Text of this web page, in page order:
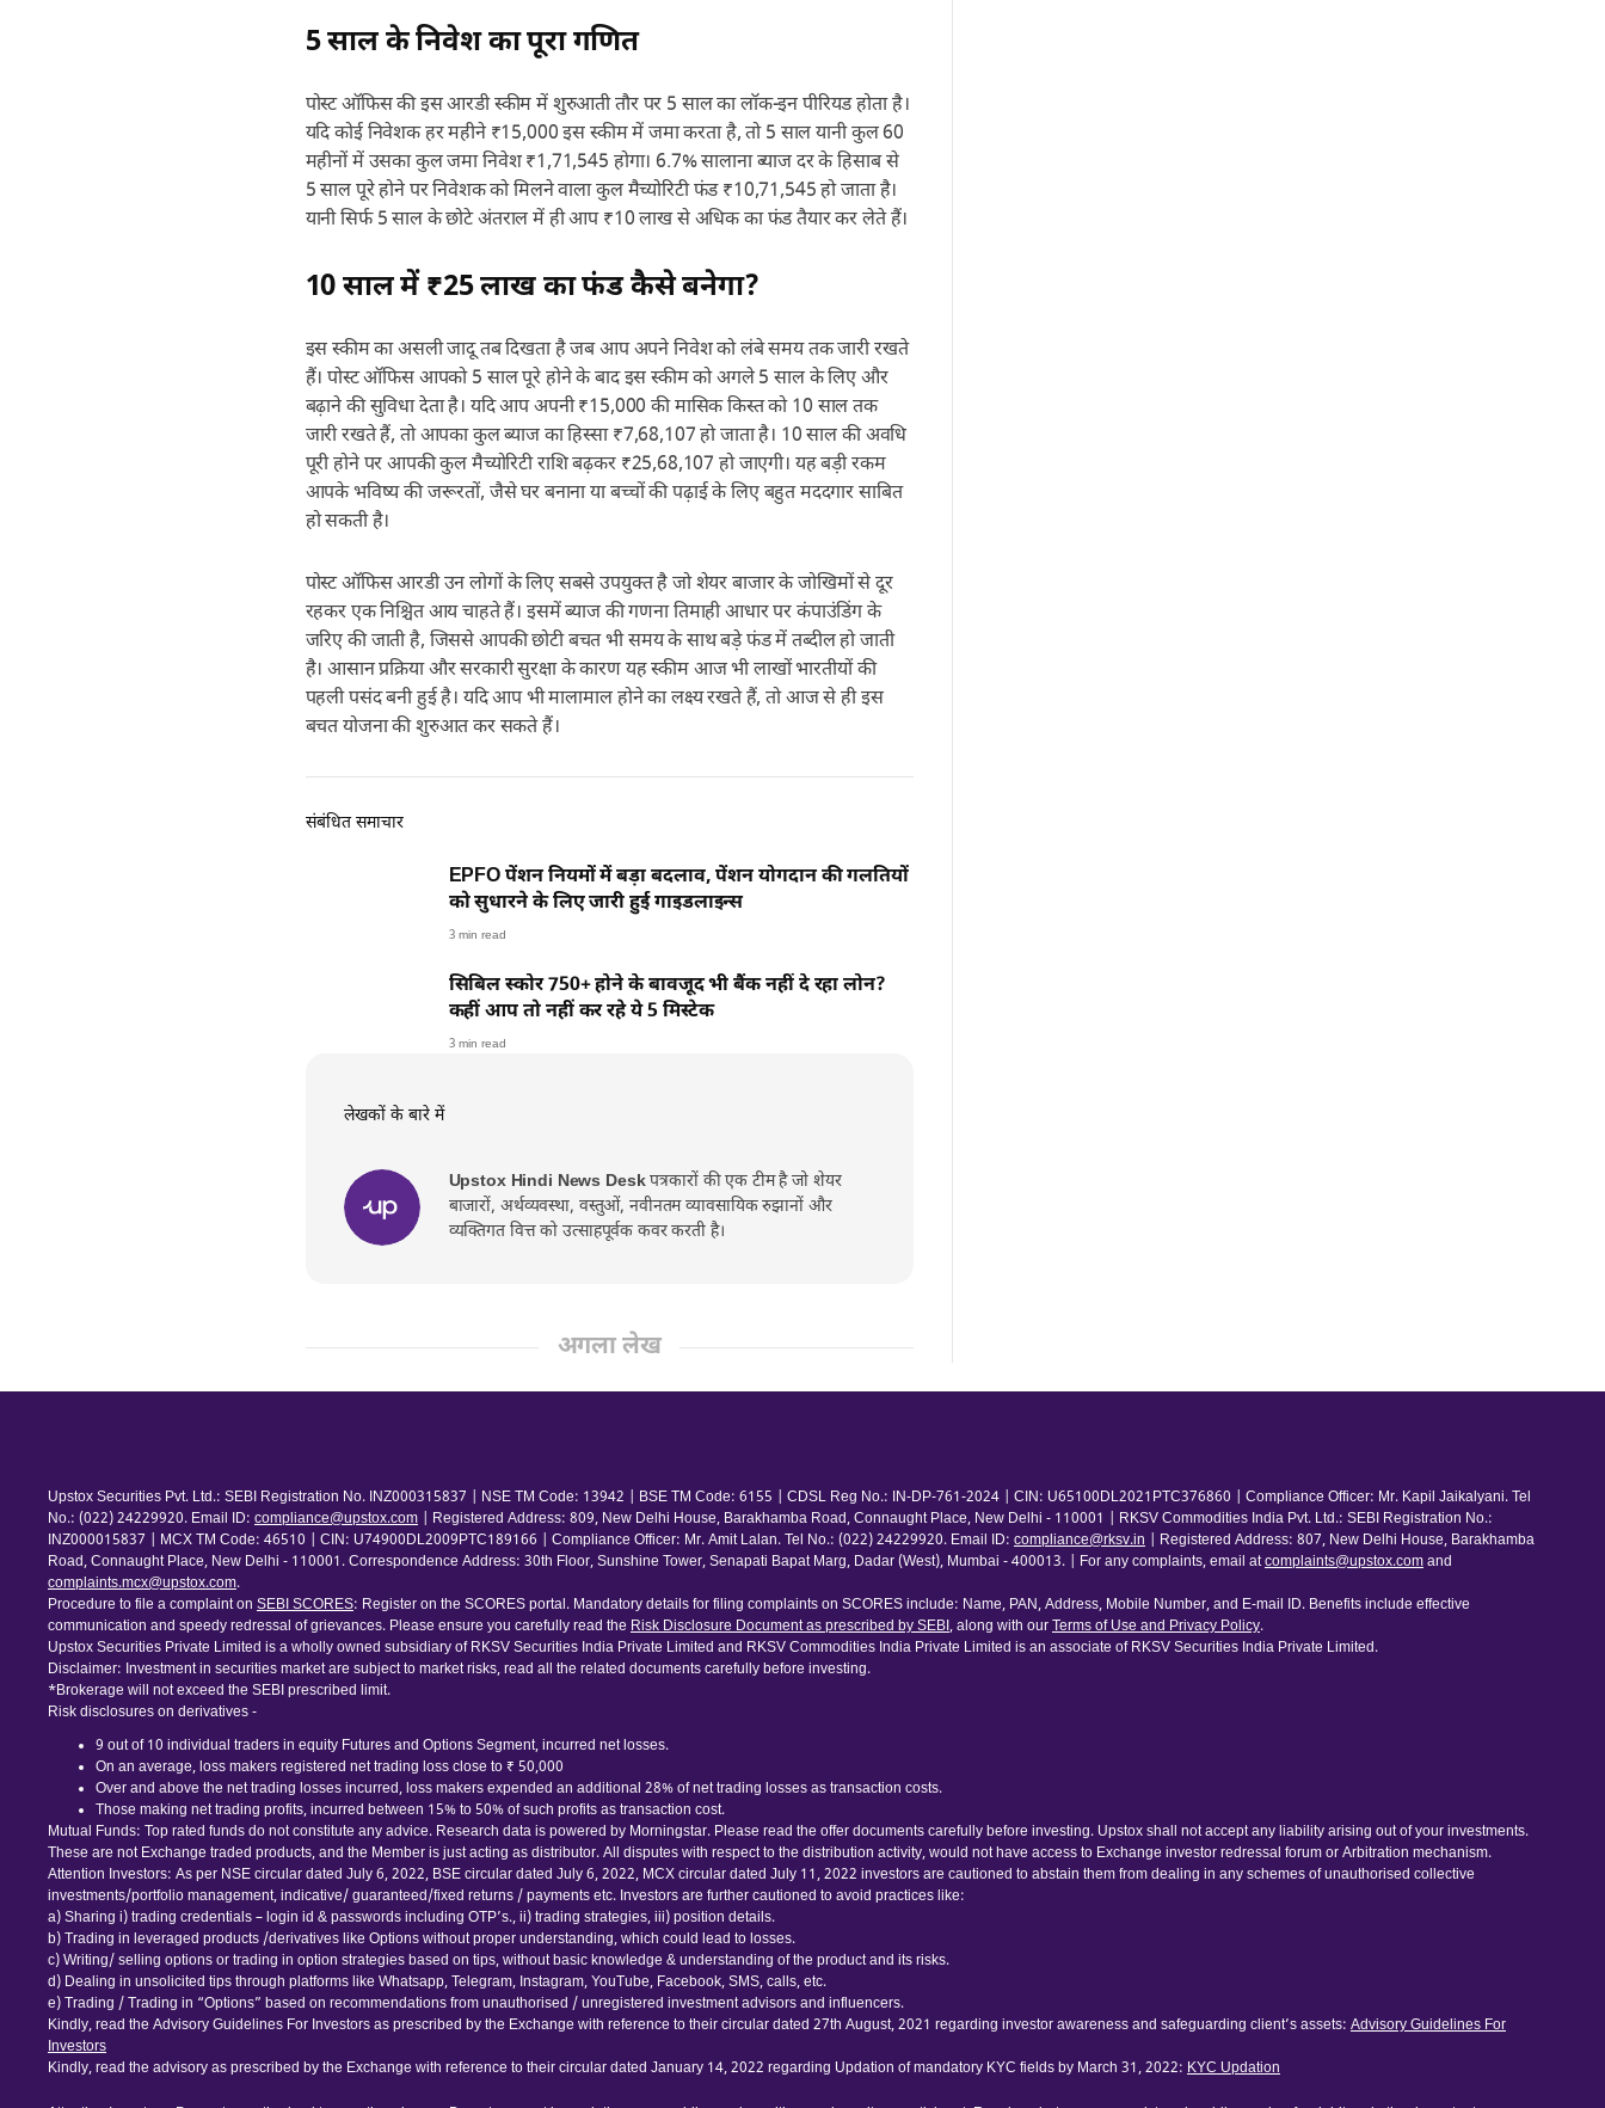
5 साल के निवेश का पूरा गणित
पोस्ट ऑफिस की इस आरडी स्कीम में शुरुआती तौर पर 5 साल का लॉक-इन पीरियड होता है।
यदि कोई निवेशक हर महीने ₹15,000 इस स्कीम में जमा करता है, तो 5 साल यानी कुल 60
महीनों में उसका कुल जमा निवेश ₹1,71,545 होगा। 6.7% सालाना ब्याज दर के हिसाब से
5 साल पूरे होने पर निवेशक को मिलने वाला कुल मैच्योरिटी फंड ₹10,71,545 हो जाता है।
यानी सिर्फ 5 साल के छोटे अंतराल में ही आप ₹10 लाख से अधिक का फंड तैयार कर लेते हैं।
10 साल में ₹25 लाख का फंड कैसे बनेगा?
इस स्कीम का असली जादू तब दिखता है जब आप अपने निवेश को लंबे समय तक जारी रखते
हैं। पोस्ट ऑफिस आपको 5 साल पूरे होने के बाद इस स्कीम को अगले 5 साल के लिए और
बढ़ाने की सुविधा देता है। यदि आप अपनी ₹15,000 की मासिक किस्त को 10 साल तक
जारी रखते हैं, तो आपका कुल ब्याज का हिस्सा ₹7,68,107 हो जाता है। 10 साल की अवधि
पूरी होने पर आपकी कुल मैच्योरिटी राशि बढ़कर ₹25,68,107 हो जाएगी। यह बड़ी रकम
आपके भविष्य की जरूरतों, जैसे घर बनाना या बच्चों की पढ़ाई के लिए बहुत मददगार साबित
हो सकती है।
पोस्ट ऑफिस आरडी उन लोगों के लिए सबसे उपयुक्त है जो शेयर बाजार के जोखिमों से दूर
रहकर एक निश्चित आय चाहते हैं। इसमें ब्याज की गणना तिमाही आधार पर कंपाउंडिंग के
जरिए की जाती है, जिससे आपकी छोटी बचत भी समय के साथ बड़े फंड में तब्दील हो जाती
है। आसान प्रक्रिया और सरकारी सुरक्षा के कारण यह स्कीम आज भी लाखों भारतीयों की
पहली पसंद बनी हुई है। यदि आप भी मालामाल होने का लक्ष्य रखते हैं, तो आज से ही इस
बचत योजना की शुरुआत कर सकते हैं।
संबंधित समाचार
EPFO पेंशन नियमों में बड़ा बदलाव, पेंशन योगदान की गलतियों
को सुधारने के लिए जारी हुई गाइडलाइन्स
3 min read
सिबिल स्कोर 750+ होने के बावजूद भी बैंक नहीं दे रहा लोन?
कहीं आप तो नहीं कर रहे ये 5 मिस्टेक
3 min read
लेखकों के बारे में
Upstox Hindi News Desk पत्रकारों की एक टीम है जो शेयर
बाजारों, अर्थव्यवस्था, वस्तुओं, नवीनतम व्यावसायिक रुझानों और
व्यक्तिगत वित्त को उत्साहपूर्वक कवर करती है।
अगला लेख
Upstox Securities Pvt. Ltd.: SEBI Registration No. INZ000315837 | NSE TM Code: 13942 | BSE TM Code: 6155 | CDSL Reg No.: IN-DP-761-2024 | CIN: U65100DL2021PTC376860 | Compliance Officer: Mr. Kapil Jaikalyani. Tel
No.: (022) 24229920. Email ID: compliance@upstox.com
| Registered Address: 809, New Delhi House, Barakhamba Road, Connaught Place, New Delhi - 110001 | RKSV Commodities India Pvt. Ltd.: SEBI Registration No.:
INZ000015837 | MCX TM Code: 46510 | CIN: U74900DL2009PTC189166 | Compliance Officer: Mr. Amit Lalan. Tel No.: (022) 24229920. Email ID: compliance@rksv.in
| Registered Address: 807, New Delhi House, Barakhamba
Road, Connaught Place, New Delhi - 110001. Correspondence Address: 30th Floor, Sunshine Tower, Senapati Bapat Marg, Dadar (West), Mumbai - 400013. | For any complaints, email atcomplaints@upstox.comand
complaints.mcx@upstox.com.
Procedure to file a complaint on SEBI SCORES: Register on the SCORES portal. Mandatory details for filing complaints on SCORES include: Name, PAN, Address, Mobile Number, and E-mail ID. Benefits include effective
communication and speedy redressal of grievances. Please ensure you carefully read the Risk Disclosure Document as prescribed by SEBI, along with ourTerms of Use and Privacy Policy.
Upstox Securities Private Limited is a wholly owned subsidiary of RKSV Securities India Private Limited and RKSV Commodities India Private Limited is an associate of RKSV Securities India Private Limited.
Disclaimer: Investment in securities market are subject to market risks, read all the related documents carefully before investing.
*Brokerage will not exceed the SEBI prescribed limit.
Risk disclosures on derivatives -
9 out of 10 individual traders in equity Futures and Options Segment, incurred net losses.
On an average, loss makers registered net trading loss close to ₹ 50,000
Over and above the net trading losses incurred, loss makers expended an additional 28% of net trading losses as transaction costs.
Those making net trading profits, incurred between 15% to 50% of such profits as transaction cost.
Mutual Funds: Top rated funds do not constitute any advice. Research data is powered by Morningstar. Please read the offer documents carefully before investing. Upstox shall not accept any liability arising out of your investments.
These are not Exchange traded products, and the Member is just acting as distributor. All disputes with respect to the distribution activity, would not have access to Exchange investor redressal forum or Arbitration mechanism.
Attention Investors: As per NSE circular dated July 6, 2022, BSE circular dated July 6, 2022, MCX circular dated July 11, 2022 investors are cautioned to abstain them from dealing in any schemes of unauthorised collective
investments/portfolio management, indicative/ guaranteed/fixed returns / payments etc. Investors are further cautioned to avoid practices like:
a) Sharing i) trading credentials – login id & passwords including OTP’s., ii) trading strategies, iii) position details.
b) Trading in leveraged products /derivatives like Options without proper understanding, which could lead to losses.
c) Writing/ selling options or trading in option strategies based on tips, without basic knowledge & understanding of the product and its risks.
d) Dealing in unsolicited tips through platforms like Whatsapp, Telegram, Instagram, YouTube, Facebook, SMS, calls, etc.
e) Trading / Trading in “Options” based on recommendations from unauthorised / unregistered investment advisors and influencers.
Kindly, read the Advisory Guidelines For Investors as prescribed by the Exchange with reference to their circular dated 27th August, 2021 regarding investor awareness and safeguarding client’s assets: Advisory Guidelines For
Investors
Kindly, read the advisory as prescribed by the Exchange with reference to their circular dated January 14, 2022 regarding Updation of mandatory KYC fields by March 31, 2022: KYC Updation